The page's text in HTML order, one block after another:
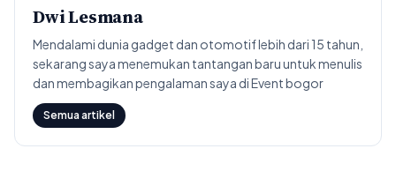
Dwi Lesmana
Mendalami dunia gadget dan otomotif lebih dari 15 tahun,
sekarang saya menemukan tantangan baru untuk menulis
dan membagikan pengalaman saya di Event bogor
Semua artikel